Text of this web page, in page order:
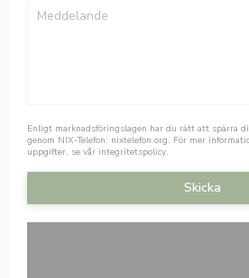
Enligt marknadsföringslagen har du rätt att spärra
genom NIX-Telefon: nixtelefon.org. För mer
uppgifter, se vår integritetspolicy.